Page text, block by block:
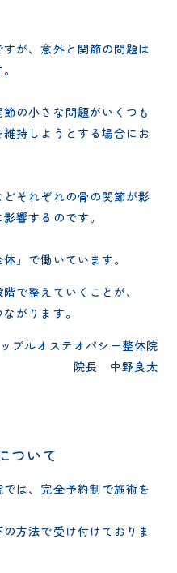
が、意外と関節の問題は
の小さな問題がいくつも
持しようとする場合にお
それぞれの骨の関節が影
響するのです。
」で働いています。
で整えていくことが、
がります。
プルオステオパシー整体院
院長 中野良太
ついて
は、完全予約制で施術を
方法で受け付けておりま